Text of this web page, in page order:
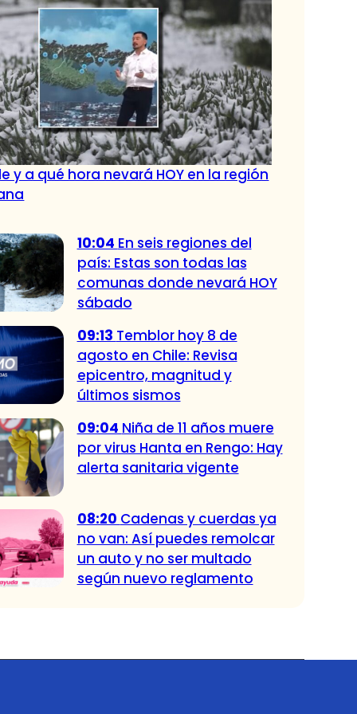
y a qué hora nevará HOY en la región
10:04 En seis regiones del
país: Estas son todas las
comunas donde nevará HOY
sábado
09:13 Temblor hoy 8 de
agosto en Chile: Revisa
epicentro, magnitud y
últimos sismos
09:04 Niña de 11 años muere
por virus Hanta en Rengo: Hay
alerta sanitaria vigente
08:20 Cadenas y cuerdas ya
no van: Así puedes remolcar
un auto y no ser multado
según nuevo reglamento